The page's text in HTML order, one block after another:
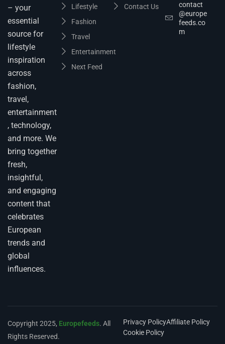
– your
essential
source for
lifestyle
inspiration
across
fashion,
travel,
entertainment
, technology,
and more. We
bring together
fresh,
insightful,
and engaging
content that
celebrates
European
trends and
global
influences.
Lifestyle
Fashion
Travel
Entertainment
Next Feed
Contact Us
contact
@europe
feeds.co
m
Copyright 2025, Europefeeds. All
Rights Reserved.
Privacy PolicyAffiliate Policy
Cookie Policy